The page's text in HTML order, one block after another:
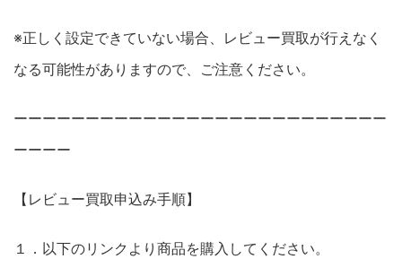
※正しく設定できていない場合、レビュー買取が行えなく
なる可能性がありますので、ご注意ください。
ーーーーーーーーーーーーーーーーーーーーーーーーーー
ーーーー
【レビュー買取申込み手順】
１．以下のリンクより商品を購入してください。